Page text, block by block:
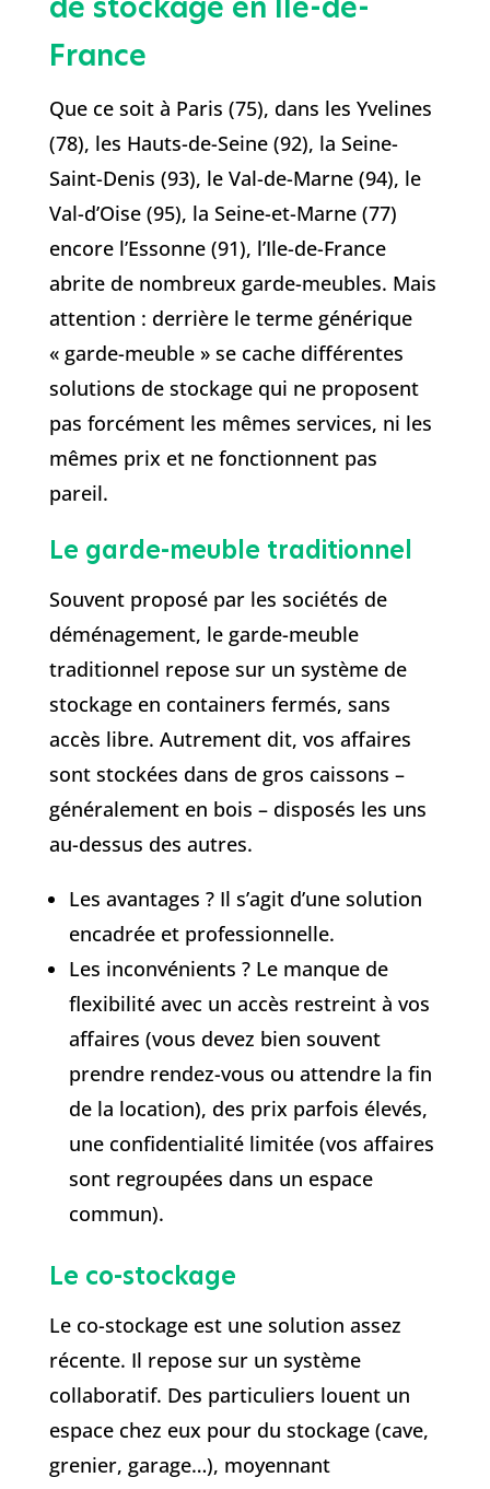
France
Que ce soit à Paris (75), dans les Yvelines
(78), les Hauts-de-Seine (92), la Seine-
Saint-Denis (93), le Val-de-Marne (94), le
Val-d’Oise (95), la Seine-et-Marne (77)
encore l’Essonne (91), l’Ile-de-France
abrite de nombreux garde-meubles. Mais
attention : derrière le terme générique
« garde-meuble » se cache différentes
solutions de stockage qui ne proposent
pas forcément les mêmes services, ni les
mêmes prix et ne fonctionnent pas
pareil.
Le garde-meuble traditionnel
Souvent proposé par les sociétés de
déménagement, le garde-meuble
traditionnel repose sur un système de
stockage en containers fermés, sans
accès libre. Autrement dit, vos affaires
sont stockées dans de gros caissons –
généralement en bois – disposés les uns
au-dessus des autres.
Les avantages ? Il s’agit d’une solution
encadrée et professionnelle.
Les inconvénients ? Le manque de
flexibilité avec un accès restreint à vos
affaires (vous devez bien souvent
prendre rendez-vous ou attendre la fin
de la location), des prix parfois élevés,
une confidentialité limitée (vos affaires
sont regroupées dans un espace
commun).
Le co-stockage
Le co-stockage est une solution assez
récente. Il repose sur un système
collaboratif. Des particuliers louent un
espace chez eux pour du stockage (cave,
grenier, garage…), moyennant